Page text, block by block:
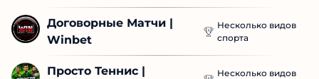
Договорные Матчи |
Winbet
Несколько видов
спорта
Просто Теннис |
Несколько видов